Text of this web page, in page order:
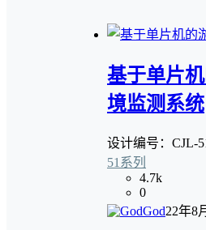
基于单片
境监测系统
设计编号：CJL-
51系列
4.7k
0
God22年8